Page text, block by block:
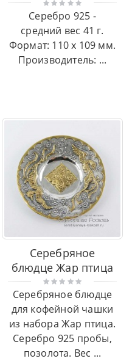
Серебро 925 -
средний вес 41 г.
Формат: 110 x 109 мм.
Производитель: ...
Серебряное
блюдце Жар птица
Серебряное блюдце
для кофейной чашки
из набора Жар птица.
Серебро 925 пробы,
позолота. Вес ...